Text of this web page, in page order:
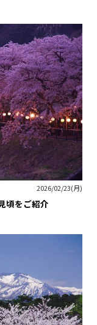
2026/02/23(月)
頃をご紹介